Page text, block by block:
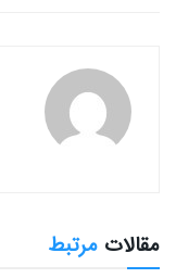
مقالات مرتبط